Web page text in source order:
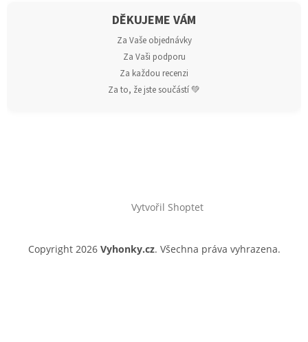
DĚKUJEME VÁM
Za Vaše objednávky
Za Vaši podporu
Za každou recenzi
Za to, že jste součástí 💚
Vytvořil Shoptet
Copyright 2026 Vyhonky.cz. Všechna práva vyhrazena.